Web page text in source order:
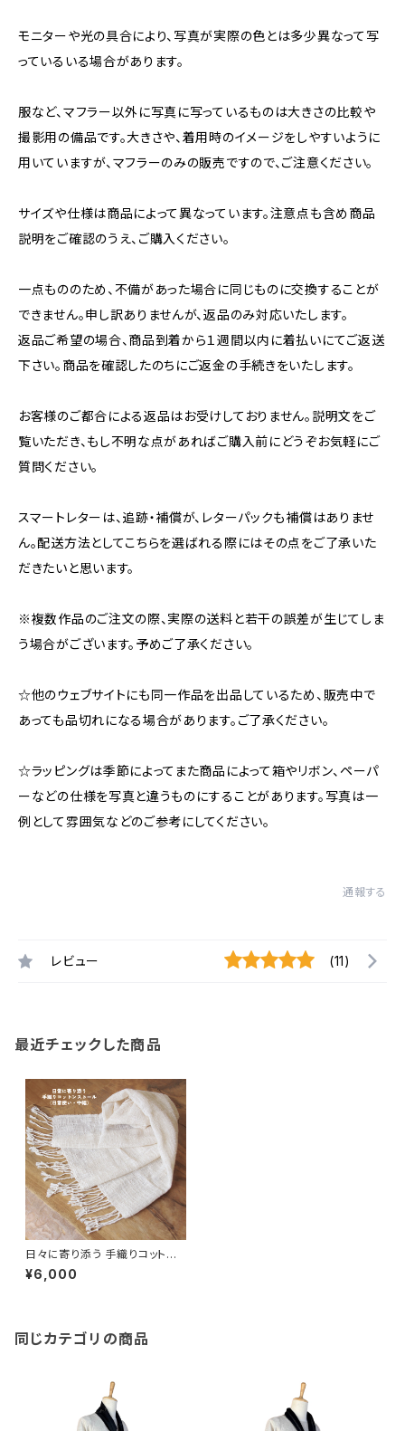
モニターや光の具合により、写真が実際の色とは多少異なって写
っているいる場合があります。
服など、マフラー以外に写真に写っているものは大きさの比較や
撮影用の備品です。大きさや、着用時のイメージをしやすいように
用いていますが、マフラーのみの販売ですので、ご注意ください。
サイズや仕様は商品によって異なっています。注意点も含め商品
説明をご確認のうえ、ご購入ください。
一点もののため、不備があった場合に同じものに交換することが
できません。申し訳ありませんが、返品のみ対応いたします。
返品ご希望の場合、商品到着から１週間以内に着払いにてご返送
下さい。商品を確認したのちにご返金の手続きをいたします。
お客様のご都合による返品はお受けしておりません。説明文をご
覧いただき、もし不明な点があればご購入前にどうぞお気軽にご
質問ください。
スマートレターは、追跡・補償が、レターパックも補償はありませ
ん。配送方法としてこちらを選ばれる際にはその点をご了承いた
だきたいと思います。
※複数作品のご注文の際、実際の送料と若干の誤差が生じてしま
う場合がございます。予めご了承ください。
☆他のウェブサイトにも同一作品を出品しているため、販売中で
あっても品切れになる場合があります。ご了承ください。
☆ラッピングは季節によってまた商品によって箱やリボン、ペーパ
ーなどの仕様を写真と違うものにすることがあります。写真は一
例として雰囲気などのご参考にしてください。
通報する
レビュー (11)
最近チェックした商品
日々に寄り添う 手織りコットン
ストール （日常使い・中幅）（U
V・冷房対策）
¥6,000
同じカテゴリの商品